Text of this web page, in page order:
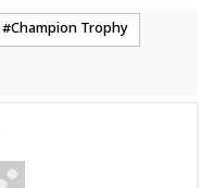
Champion Trophy